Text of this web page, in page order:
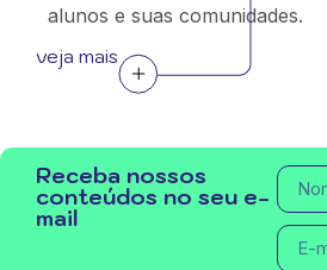
alunos e suas comunidades.
veja mais
Receba nossos
conteúdos no seu e-
mail